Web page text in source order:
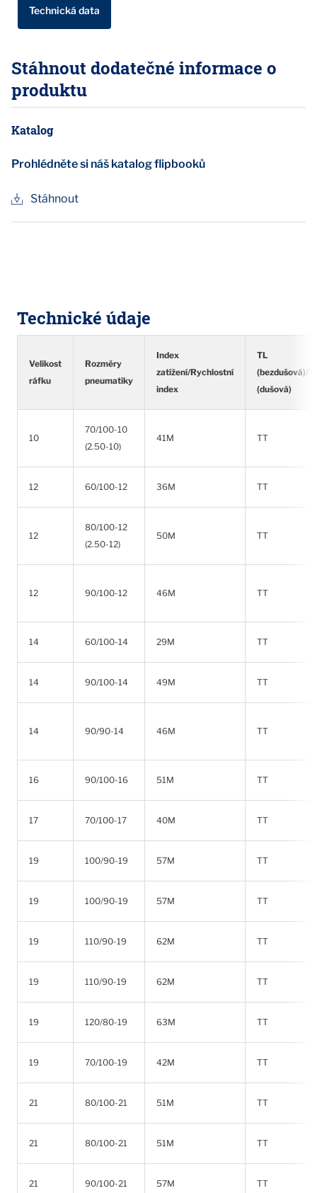
Technická data
Stáhnout dodatečné informace o
produktu
Katalog
Prohlédněte si náš katalog flipbooků
Stáhnout
Technické údaje
Velikost
ráfku
Rozměry
pneumatiky
Index
zatížení/Rychlostní
index
TL
(bezdušová)/
(dušová)
10
70/100-10
(2.50-10)
41M TT
12 60/100-12 36M TT
12
80/100-12
(2.50-12)
50M TT
12 90/100-12 46M TT
14 60/100-14 29M TT
14 90/100-14 49M TT
14 90/90-14 46M TT
16 90/100-16 51M TT
17 70/100-17 40M TT
19 100/90-19 57M TT
19 100/90-19 57M TT
19 110/90-19 62M TT
19 110/90-19 62M TT
19 120/80-19 63M TT
19 70/100-19 42M TT
21 80/100-21 51M TT
21 80/100-21 51M TT
21 90/100-21 57M TT